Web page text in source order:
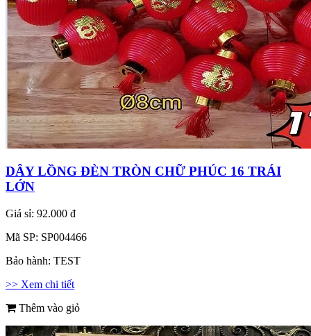
DÂY LỒNG ĐÈN TRÒN CHỮ PHÚC 16 TRÁI
LỚN
Giá sỉ: 92.000 đ
Mã SP: SP004466
Bảo hành: TEST
>> Xem chi tiết
Thêm vào giỏ